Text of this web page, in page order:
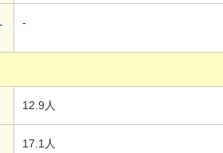
-
12.9人
17.1人